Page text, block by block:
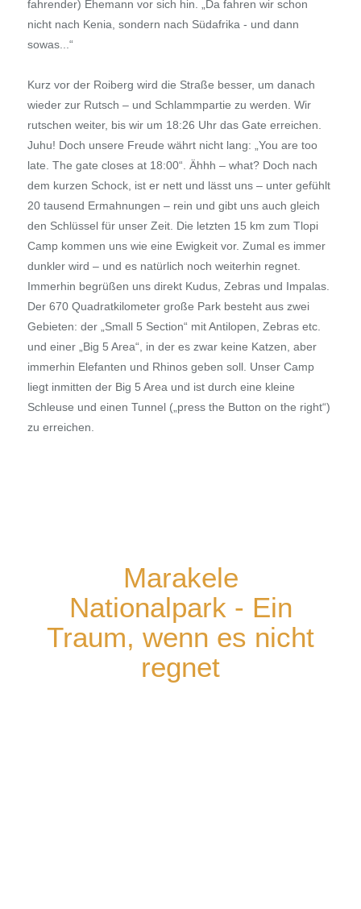
fahrender) Ehemann vor sich hin. „Da fahren wir schon
nicht nach Kenia, sondern nach Südafrika - und dann
sowas...“
Kurz vor der Roiberg wird die Straße besser, um danach
wieder zur Rutsch – und Schlammpartie zu werden. Wir
rutschen weiter, bis wir um 18:26 Uhr das Gate erreichen.
Juhu! Doch unsere Freude währt nicht lang: „You are too
late. The gate closes at 18:00“. Ähhh – what? Doch nach
dem kurzen Schock, ist er nett und lässt uns – unter gefühlt
20 tausend Ermahnungen – rein und gibt uns auch gleich
den Schlüssel für unser Zeit. Die letzten 15 km zum Tlopi
Camp kommen uns wie eine Ewigkeit vor. Zumal es immer
dunkler wird – und es natürlich noch weiterhin regnet.
Immerhin begrüßen uns direkt Kudus, Zebras und Impalas.
Der 670 Quadratkilometer große Park besteht aus zwei
Gebieten: der „Small 5 Section“ mit Antilopen, Zebras etc.
und einer „Big 5 Area“, in der es zwar keine Katzen, aber
immerhin Elefanten und Rhinos geben soll. Unser Camp
liegt inmitten der Big 5 Area und ist durch eine kleine
Schleuse und einen Tunnel („press the Button on the right“)
zu erreichen.
Marakele
Nationalpark - Ein
Traum, wenn es nicht
regnet